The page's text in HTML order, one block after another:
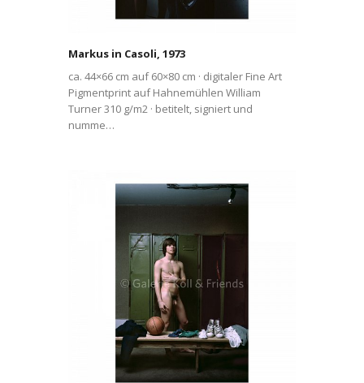
Markus in Casoli, 1973
ca. 44×66 cm auf 60×80 cm · digitaler Fine Art
Pigmentprint auf Hahnemühlen William
Turner 310 g/m2 · betitelt, signiert und
numme…